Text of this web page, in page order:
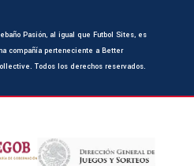
Pasión, al igual que Futbol Sites, es
compañía perteneciente a Better
Todos los derechos reservados.